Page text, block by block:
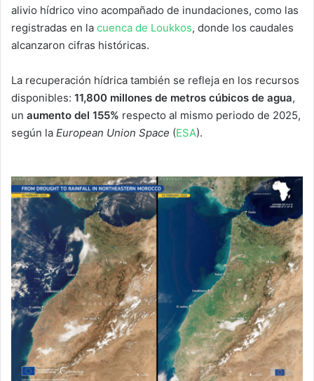
alivio hídrico vino acompañado de inundaciones, como las
registradas en la cuenca de Loukkos, donde los caudales
alcanzaron cifras históricas.
La recuperación hídrica también se refleja en los recursos
disponibles: 11,800 millones de metros cúbicos de agua,
un aumento del 155% respecto al mismo periodo de 2025,
según la European Union Space (ESA).